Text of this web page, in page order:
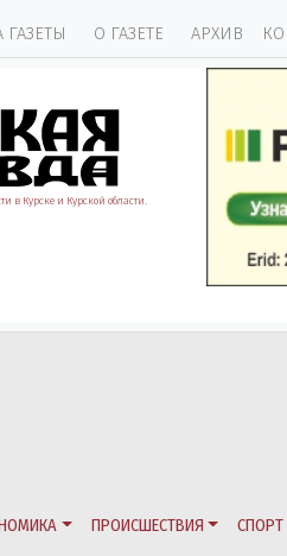
О ГАЗЕТЕ АРХИВ
в Курске и Курской области.
ПРОИСШЕСТВИЯ СПОРТ